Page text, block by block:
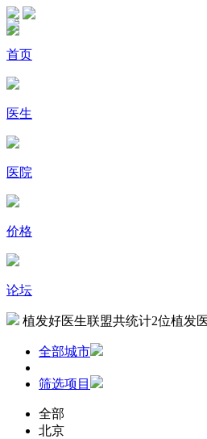
首页
医生
医院
价格
论坛
植发好医生联盟共统计2位植发
全部城市
筛选项目
全部
北京